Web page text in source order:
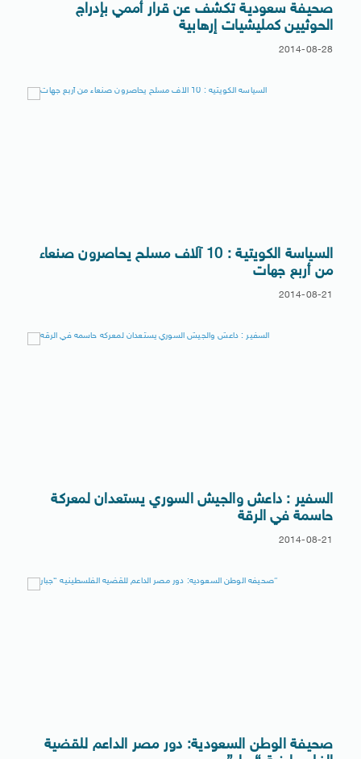
صحيفة سعودية تكشف عن قرار أممي بإدراج
الحوثيين كمليشيات إرهابية
2014-08-28
السياسة الكويتية : 10 آلاف مسلح يحاصرون صنعاء
من أربع جهات
2014-08-21
السفير : داعش والجيش السوري يستعدان لمعركة
حاسمة في الرقة
2014-08-21
صحيفة الوطن السعودية: دور مصر الداعم للقضية